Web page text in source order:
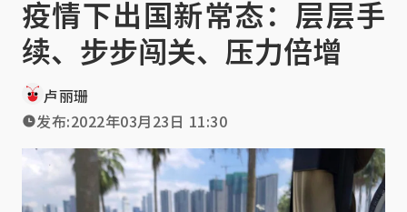
疫情下出国新常态：层层手
续、步步闯关、压力倍增
卢丽珊
发布:2022年03月23日 11:30